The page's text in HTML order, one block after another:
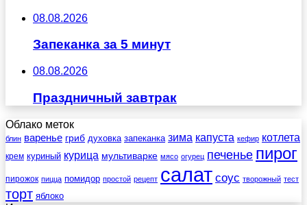
08.08.2026
Запеканка за 5 минут
08.08.2026
Праздничный завтрак
Облако меток
блин варенье гриб духовка запеканка зима капуста кефир котлета
крем куриный курица мультиварке мясо огурец печенье пирог
пирожок пицца помидор простой рецепт салат соус творожный тест
торт яблоко